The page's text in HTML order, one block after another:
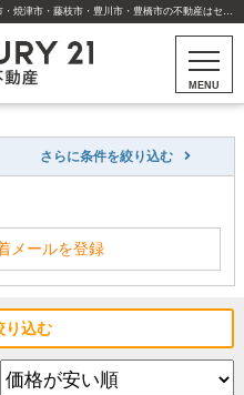
静岡県 富士市 中古一戸建て｜浜松市・磐田市・静岡市・焼津市・藤枝市・豊川市・豊橋市の不動産はセンチュリー21中央不動産
MENU
さらに条件を絞り込む
メールを登録
り込む